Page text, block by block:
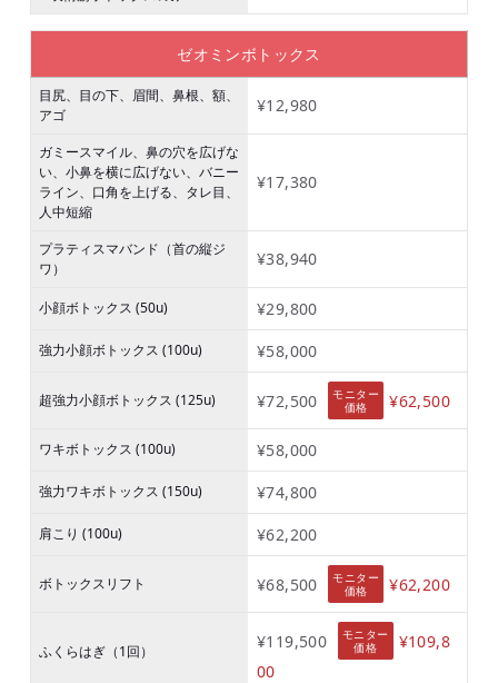
ゼオミンボトックス
目尻、目の下、眉間、鼻根、額、
アゴ
¥12,980
ガミースマイル、鼻の穴を広げな
い、小鼻を横に広げない、バニー
ライン、口角を上げる、タレ目、
人中短縮
¥17,380
プラティスマバンド（首の縦ジ
ワ）
¥38,940
小顔ボトックス (50u) ¥29,800
強力小顔ボトックス (100u) ¥58,000
超強力小顔ボトックス (125u) ¥72,500
モニター
価格
¥62,500
ワキボトックス (100u) ¥58,000
強力ワキボトックス (150u) ¥74,800
肩こり (100u) ¥62,200
ボトックスリフト ¥68,500
モニター
価格
¥62,200
ふくらはぎ（1回） ¥119,500
モニター
価格
¥109,8
00